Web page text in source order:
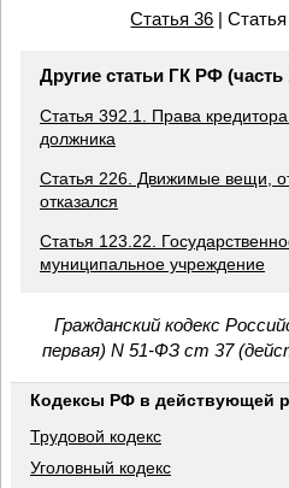
Статья 36 |
Другие статьи ГК РФ (часть
Статья 392.1. Права
должника
Статья 226. Движимые вещи,
отказался
Статья 123.22.
муниципальное учреждение
Гражданский кодекс
первая) N 51-ФЗ ст 37
Кодексы РФ в действующей
Трудовой кодекс
Уголовный кодекс